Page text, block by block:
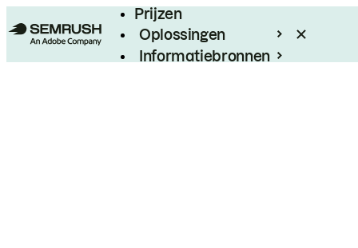
Prijzen
Oplossingen
Informatiebronnen